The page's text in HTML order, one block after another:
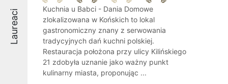
Laureaci
Kuchnia u Babci - Dania Domowe
zlokalizowana w Końskich to lokal
gastronomiczny znany z serwowania
tradycyjnych dań kuchni polskiej.
Restauracja położona przy ulicy Kilińskiego
21 zdobyła uznanie jako ważny punkt
kulinarny miasta, proponując ...